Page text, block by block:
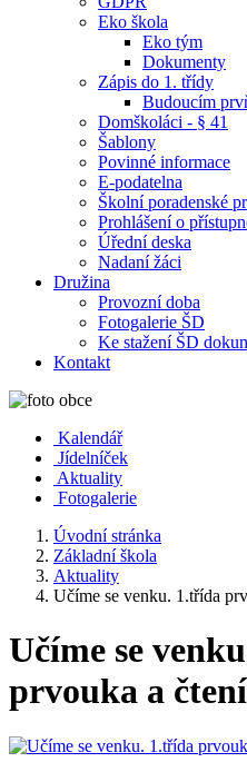
Eko škola
Eko tým
Dokumenty
Zápis do 1. třídy
Budoucím
Domškoláci - § 41
Šablony
Povinné informace
E-podatelna
Školní poradenské
Prohlášení o
Úřední deska
Nadaní žáci
Družina
Provozní doba
Fotogalerie ŠD
Ke stažení ŠD
Kontakt
Kalendář
Jídelníček
Aktuality
Fotogalerie
Úvodní stránka
Základní škola
Aktuality
Učíme se venku. 1.třída
Učíme se
prvouka a